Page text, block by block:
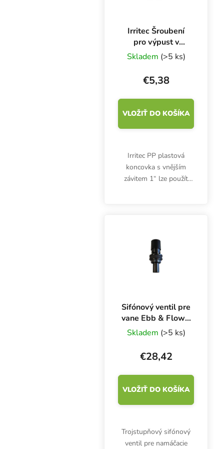
Irritec Šroubení
pro výpust v
nádrži 1″
Skladem (>5 ks)
€5,38
VLOŽIŤ DO KOŠÍKA
Irritec PP plastová
koncovka s vnějším
závitem 1“ lze použít
Sifónový ventil pre
vane Ebb & Flow s
gumovým
tesnením 10 mm
Skladem (>5 ks)
€28,42
VLOŽIŤ DO KOŠÍKA
Trojstupňový sifónový
ventil pre namáčacie